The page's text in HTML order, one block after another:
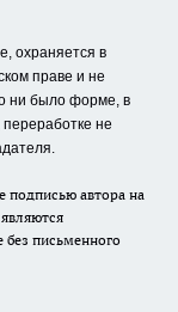
охраняется в
праве и не
ни было форме, в
не
подписью автора на
без письменного